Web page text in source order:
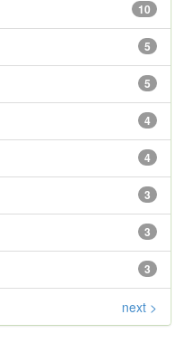
10
5
5
4
4
3
3
3
next >